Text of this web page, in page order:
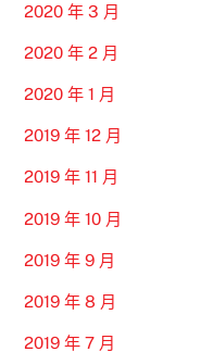
2020 年 3 月
2020 年 2 月
2020 年 1 月
2019 年 12 月
2019 年 11 月
2019 年 10 月
2019 年 9 月
2019 年 8 月
2019 年 7 月